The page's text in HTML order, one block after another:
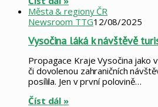
Města & regiony ČR
Newsroom TTG12/08/2025
Vysočina láká k návštěvě
Propagace Kraje Vysočina jako
či dovolenou zahraničních
posílila. Jen v první polovině…
Číst dál »